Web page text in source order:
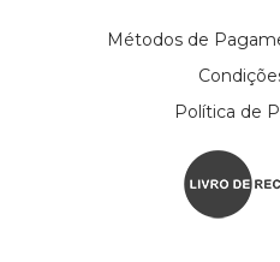
Métodos de
Política de